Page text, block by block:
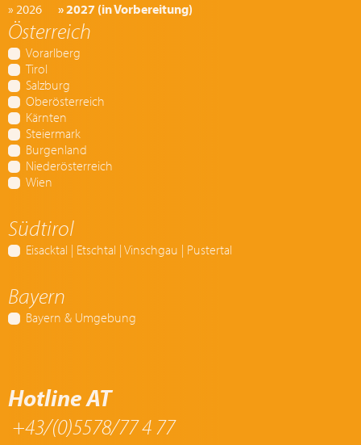
» 2026 » 2027 (in Vorbereitung)
Österreich
Vorarlberg
Tirol
Salzburg
Oberösterreich
Kärnten
Steiermark
Burgenland
Niederösterreich
Wien
Südtirol
Eisacktal | Etschtal | Vinschgau | Pustertal
Bayern
Bayern & Umgebung
Hotline AT
+43/(0)5578/77 4 77